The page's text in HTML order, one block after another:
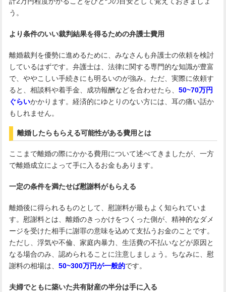
う。
より条件のいい裁判結果を得るための弁護士費用
離婚裁判を優勢に進めるために、みなさんも弁護士の依頼を検討
しているはずです。弁護士は、法律に関する専門的な知識が豊富
で、ややこしい手続きにも明るいのが強み。ただ、実際に依頼す
ると、相談料や着手金、成功報酬などを合わせたら、 50~70万円
ぐらいかかります。経済的にゆとりのない方には、耳の痛い話か
もしれません。
離婚したらもらえる可能性がある費用とは
ここまで離婚の際にかかる費用について述べてきましたが、一方
で離婚成立によって手に入るお金もあります。
一定の条件を満たせば慰謝料がもらえる
離婚後に得られるものとして、慰謝料が最もよく知られていま
す。慰謝料とは、離婚のきっかけをつくった側が、精神的なダメ
ージを受けた相手に謝罪の意味を込めて支払うお金のことです。
ただし、浮気や不倫、家庭内暴力、生活費の不払いなどが原因と
なる場合のみ、認められることに注意しましょう。ちなみに、慰
謝料の相場は、 50~300万円が一般的です。
夫婦でともに築いた共有財産の半分は手に入る